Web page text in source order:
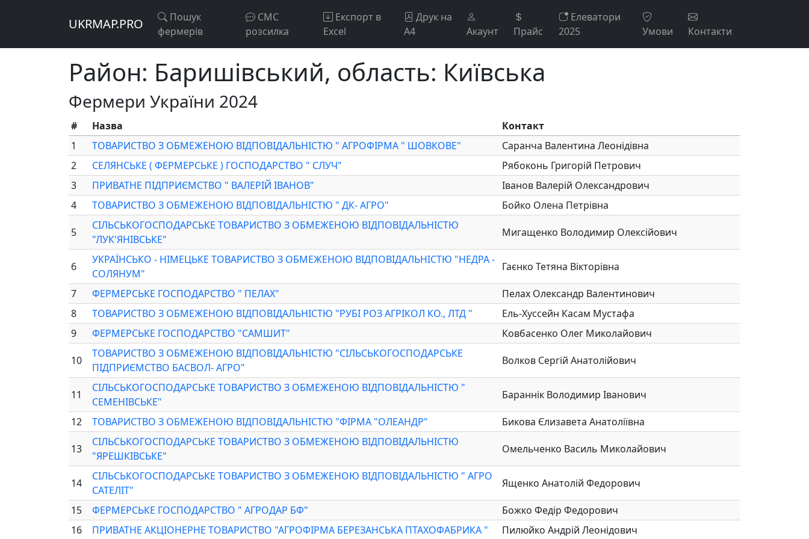
UKRMAP.PRO
Пошук
фермерів
СМС
розсилка
Експорт в
Excel
Друк на
А4
Акаунт Прайс
Елеватори
2025
Умови Контакти
Район: Баришівський, область: Київська
Фермери України 2024
# Назва
Контакт
1
ТОВАРИСТВО З ОБМЕЖЕНОЮ ВІДПОВІДАЛЬНІСТЮ " АГРОФІРМА " ШОВКОВЕ"
Саранча Валентина Леонідівна
2
СЕЛЯНСЬКЕ ( ФЕРМЕРСЬКЕ ) ГОСПОДАРСТВО " СЛУЧ"
Рябоконь Григорій Петрович
3
ПРИВАТНЕ ПІДПРИЄМСТВО " ВАЛЕРІЙ ІВАНОВ"
Іванов Валерій Олександрович
4
ТОВАРИСТВО З ОБМЕЖЕНОЮ ВІДПОВІДАЛЬНІСТЮ " ДК- АГРО" Бойко Олена Петрівна
5
СІЛЬСЬКОГОСПОДАРСЬКЕ ТОВАРИСТВО З ОБМЕЖЕНОЮ ВІДПОВІДАЛЬНІСТЮ
"ЛУК'ЯНІВСЬКЕ"
Мигащенко Володимир Олексійович
6
УКРАЇНСЬКО - НІМЕЦЬКЕ ТОВАРИСТВО З ОБМЕЖЕНОЮ ВІДПОВІДАЛЬНІСТЮ "НЕДРА -
СОЛЯНУМ"
Гаєнко Тетяна Вікторівна
7 ФЕРМЕРСЬКЕ ГОСПОДАРСТВО " ПЕЛАХ"
Пелах Олександр Валентинович
8
ТОВАРИСТВО З ОБМЕЖЕНОЮ ВІДПОВІДАЛЬНІСТЮ "РУБІ РОЗ АГРІКОЛ КО., ЛТД "
Ель-Хуссейн Касам Мустафа
9
ФЕРМЕРСЬКЕ ГОСПОДАРСТВО "САМШИТ" Ковбасенко Олег Миколайович
10
ТОВАРИСТВО З ОБМЕЖЕНОЮ ВІДПОВІДАЛЬНІСТЮ "СІЛЬСЬКОГОСПОДАРСЬКЕ
ПІДПРИЄМСТВО БАСВОЛ- АГРО"
Волков Сергій Анатолійович
11
СІЛЬСЬКОГОСПОДАРСЬКЕ ТОВАРИСТВО З ОБМЕЖЕНОЮ ВІДПОВІДАЛЬНІСТЮ "
СЕМЕНІВСЬКЕ"
Бараннік Володимир Іванович
12 ТОВАРИСТВО З ОБМЕЖЕНОЮ ВІДПОВІДАЛЬНІСТЮ "ФІРМА "ОЛЕАНДР" Бикова Єлизавета Анатоліївна
13
СІЛЬСЬКОГОСПОДАРСЬКЕ ТОВАРИСТВО З ОБМЕЖЕНОЮ ВІДПОВІДАЛЬНІСТЮ
"ЯРЕШКІВСЬКЕ"
Омельченко Василь Миколайович
14
СІЛЬСЬКОГОСПОДАРСЬКЕ ТОВАРИСТВО З ОБМЕЖЕНОЮ ВІДПОВІДАЛЬНІСТЮ " АГРО
САТЕЛІТ"
Ященко Анатолій Федорович
15 ФЕРМЕРСЬКЕ ГОСПОДАРСТВО " АГРОДАР БФ"
Божко Федір Федорович
16
ПРИВАТНЕ АКЦІОНЕРНЕ ТОВАРИСТВО "АГРОФІРМА БЕРЕЗАНСЬКА ПТАХОФАБРИКА " Пилюйко Андрій Леонідович